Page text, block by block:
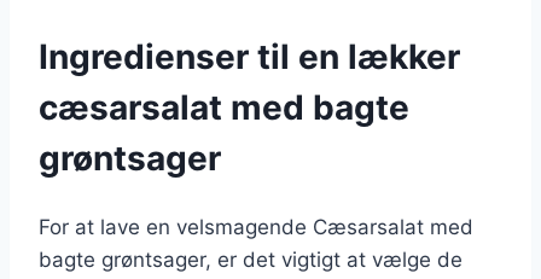
Ingredienser til en lækker
cæsarsalat med bagte
grøntsager
For at lave en velsmagende Cæsarsalat med
bagte grøntsager, er det vigtigt at vælge de